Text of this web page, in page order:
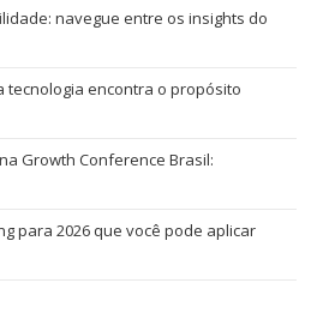
navegue entre os insights do
tecnologia encontra o propósito
Growth Conference Brasil:
para 2026 que você pode aplicar